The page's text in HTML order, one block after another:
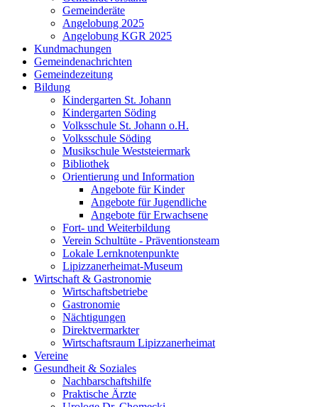
Gemeinderäte
Angelobung 2025
Angelobung KGR 2025
Kundmachungen
Gemeindenachrichten
Gemeindezeitung
Bildung
Kindergarten St. Johann
Kindergarten Söding
Volksschule St. Johann o.H.
Volksschule Söding
Musikschule Weststeiermark
Bibliothek
Orientierung und Information
Angebote für Kinder
Angebote für Jugendliche
Angebote für Erwachsene
Fort- und Weiterbildung
Verein Schultüte - Präventionsteam
Lokale Lernknotenpunkte
Lipizzanerheimat-Museum
Wirtschaft & Gastronomie
Wirtschaftsbetriebe
Gastronomie
Nächtigungen
Direktvermarkter
Wirtschaftsraum Lipizzanerheimat
Vereine
Gesundheit & Soziales
Nachbarschaftshilfe
Praktische Ärzte